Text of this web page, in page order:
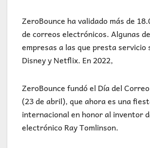
ZeroBounce ha validado más de
de correos electrónicos. Algunas
empresas a las que presta servicio
Disney y Netflix. En 2022,
ZeroBounce fundó el Día del
(23 de abril), que ahora es una
internacional en honor al inventor
electrónico Ray Tomlinson.